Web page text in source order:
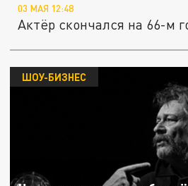
03 МАЯ 12:48
Актёр скончался на 66-м
ШОУ-БИЗНЕС